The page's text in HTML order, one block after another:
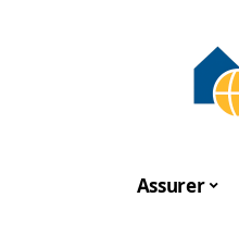
Assurer